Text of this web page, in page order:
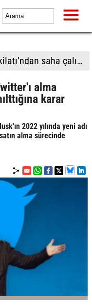
BTP Kütahya Teşkilatı’ndan saha çalışması: "Siyaset halktan koptu, çözüm BTP"
alma
karar
2022 yılında yeni adı
alma sürecinde